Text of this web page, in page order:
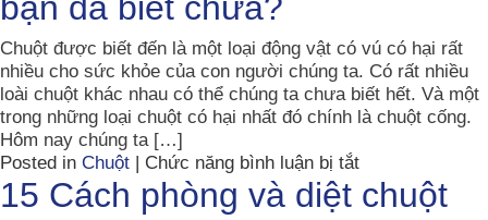
đồng
an
toàn
với
và
cây
trồng
Chuột được biết đến là một loại động vật có vú có hại rất
nhiều cho sức khỏe của con người chúng ta. Có rất nhiều
loài chuột khác nhau có thể chúng ta chưa biết hết. Và một
trong những loại chuột có hại nhất đó chính là chuột cống.
Hôm nay chúng ta […]
Posted in Chuột | Chức năng bình luận bị tắtở
Chuột
cống
15 Cách phòng và diệt chuột